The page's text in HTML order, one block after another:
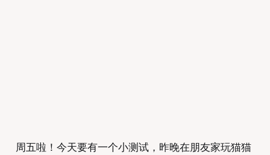
周五啦！今天要有一个小测试，昨晚在朋友家玩猫猫